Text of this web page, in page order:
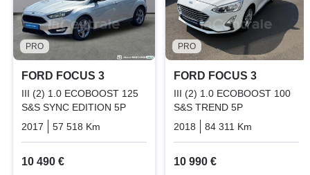
PRO
FORD FOCUS 3
III (2) 1.0 ECOBOOST 125
S&S SYNC EDITION 5P
2017
57 518 Km Essence
10 490 €
PRO
FORD FOCUS 3
III (2) 1.0 ECOBOOST 100
S&S TREND 5P
2018
84 311 Km
10 990 €